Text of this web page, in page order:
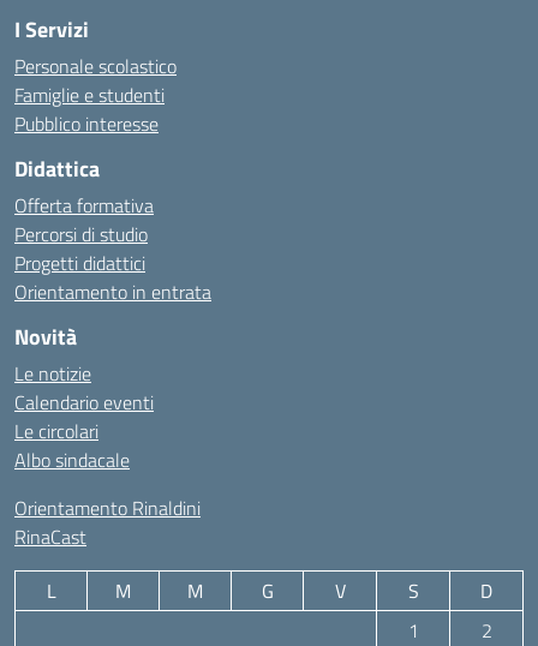
I Servizi
Personale scolastico
Famiglie e studenti
Pubblico interesse
Didattica
Offerta formativa
Percorsi di studio
Progetti didattici
Orientamento in entrata
Novità
Le notizie
Calendario eventi
Le circolari
Albo sindacale
Orientamento Rinaldini
RinaCast
L M M G V S
D
1
2